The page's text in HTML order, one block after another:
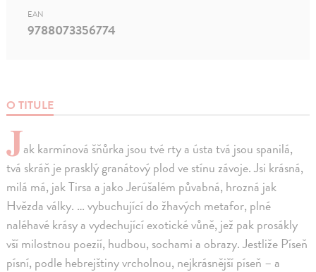
O TITULE
Jak karmínová šňůrka jsou tvé rty a ústa tvá jsou spanilá,
tvá skráň je prasklý granátový plod ve stínu závoje. Jsi krásná,
milá má, jak Tirsa a jako Jerúšalém půvabná, hrozná jak
Hvězda války. … vybuchující do žhavých metafor, plné
naléhavé krásy a vydechující exotické vůně, jež pak prosákly
vší milostnou poezií, hudbou, sochami a obrazy. Jestliže Píseň
písní, podle hebrejštiny vrcholnou, nejkrásnější píseň – a
EAN
9788073356774